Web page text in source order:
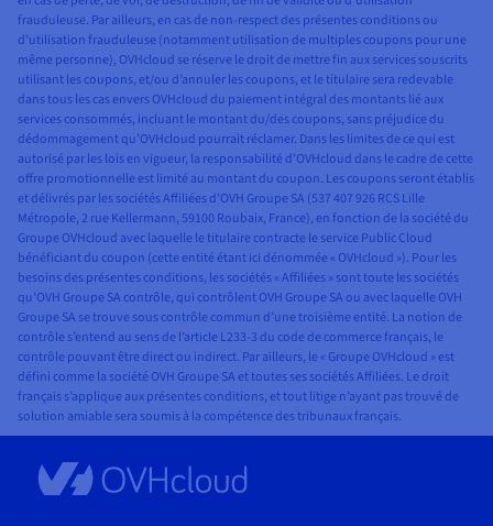
frauduleuse. Par ailleurs, en cas de non-respect des présentes conditions ou
d’utilisation frauduleuse (notamment utilisation de multiples coupons pour une
même personne), OVHcloud se réserve le droit de mettre fin aux services souscrits
utilisant les coupons, et/ou d’annuler les coupons, et le titulaire sera redevable
dans tous les cas envers OVHcloud du paiement intégral des montants lié aux
services consommés, incluant le montant du/des coupons, sans préjudice du
dédommagement qu’OVHcloud pourrait réclamer. Dans les limites de ce qui est
autorisé par les lois en vigueur, la responsabilité d’OVHcloud dans le cadre de cette
offre promotionnelle est limité au montant du coupon. Les coupons seront établis
et délivrés par les sociétés Affiliées d’OVH Groupe SA (537 407 926 RCS Lille
Métropole, 2 rue Kellermann, 59100 Roubaix, France), en fonction de la société du
Groupe OVHcloud avec laquelle le titulaire contracte le service Public Cloud
bénéficiant du coupon (cette entité étant ici dénommée « OVHcloud »). Pour les
besoins des présentes conditions, les sociétés « Affiliées » sont toute les sociétés
qu’OVH Groupe SA contrôle, qui contrôlent OVH Groupe SA ou avec laquelle OVH
Groupe SA se trouve sous contrôle commun d’une troisième entité. La notion de
contrôle s’entend au sens de l’article L233-3 du code de commerce français, le
contrôle pouvant être direct ou indirect. Par ailleurs, le « Groupe OVHcloud » est
défini comme la société OVH Groupe SA et toutes ses sociétés Affiliées. Le droit
français s’applique aux présentes conditions, et tout litige n’ayant pas trouvé de
solution amiable sera soumis à la compétence des tribunaux français.